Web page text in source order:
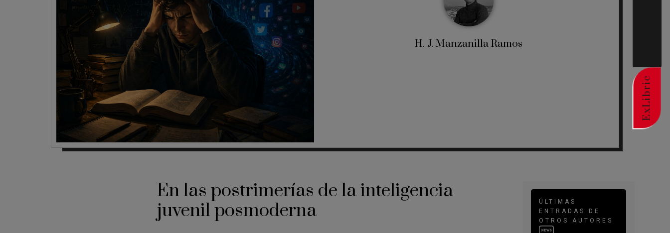
ExLibric
H. J. Manzanilla Ramos
En las postrimerías de la inteligencia
juvenil posmoderna
ÚLTIMAS
ENTRADAS DE
OTROS AUTORES